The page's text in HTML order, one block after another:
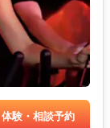
体験・相談予約